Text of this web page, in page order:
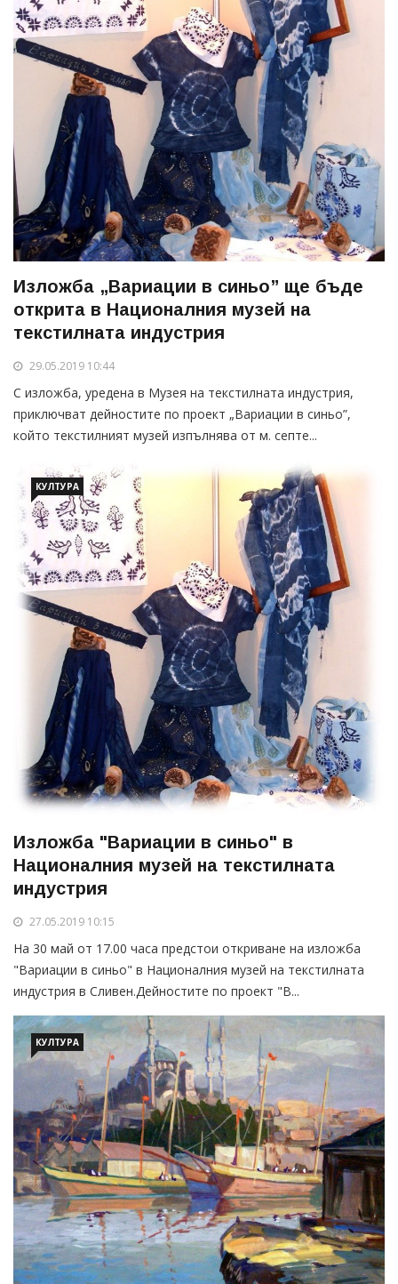
Изложба „Вариации в синьо” ще бъде
открита в Националния музей на
текстилната индустрия
29.05.2019 10:44
С изложба, уредена в Музея на текстилната индустрия,
приключват дейностите по проект „Вариации в синьо”,
който текстилният музей изпълнява от м. септе...
КУЛТУРА
Изложба "Вариации в синьо" в
Националния музей на текстилната
индустрия
27.05.2019 10:15
На 30 май от 17.00 часа предстои откриване на изложба
"Вариации в синьо" в Националния музей на текстилната
индустрия в Сливен.Дейностите по проект "В...
КУЛТУРА